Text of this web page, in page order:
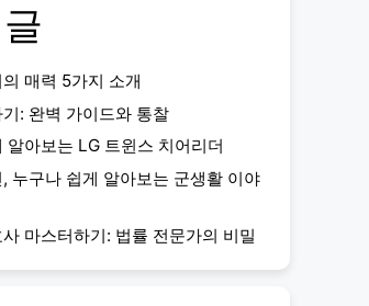
매력 5가지 소개
: 완벽 가이드와 통찰
알아보는 LG 트윈스 치어리더
누구나 쉽게 알아보는 군생활 이야
마스터하기: 법률 전문가의 비밀